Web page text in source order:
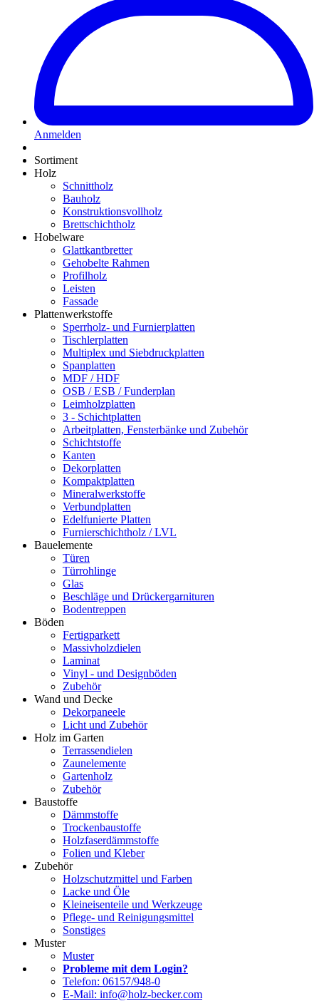
Anmelden
Sortiment
Holz
Schnittholz
Bauholz
Konstruktionsvollholz
Brettschichtholz
Hobelware
Glattkantbretter
Gehobelte Rahmen
Profilholz
Leisten
Fassade
Plattenwerkstoffe
Sperrholz- und Furnierplatten
Tischlerplatten
Multiplex und Siebdruckplatten
Spanplatten
MDF / HDF
OSB / ESB / Funderplan
Leimholzplatten
3 - Schichtplatten
Arbeitplatten, Fensterbänke und Zubehör
Schichtstoffe
Kanten
Dekorplatten
Kompaktplatten
Mineralwerkstoffe
Verbundplatten
Edelfunierte Platten
Furnierschichtholz / LVL
Bauelemente
Türen
Türrohlinge
Glas
Beschläge und Drückergarnituren
Bodentreppen
Böden
Fertigparkett
Massivholzdielen
Laminat
Vinyl - und Designböden
Zubehör
Wand und Decke
Dekorpaneele
Licht und Zubehör
Holz im Garten
Terrassendielen
Zaunelemente
Gartenholz
Zubehör
Baustoffe
Dämmstoffe
Trockenbaustoffe
Holzfaserdämmstoffe
Folien und Kleber
Zubehör
Holzschutzmittel und Farben
Lacke und Öle
Kleineisenteile und Werkzeuge
Pflege- und Reinigungsmittel
Sonstiges
Muster
Muster
Probleme mit dem Login?
Telefon: 06157/948-0
E-Mail: info@holz-becker.com